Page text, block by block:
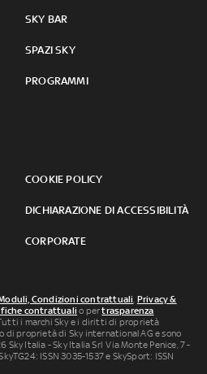
SKY BAR
SPAZI SKY
PROGRAMMI
COOKIE POLICY
DICHIARAZIONE DI ACCESSIBILITÀ
CORPORATE
Condizioni contrattuali, Privacy &
contrattuali o pertrasparenza
i marchi Sky e i diritti di proprietà
di proprietà di Sky international AG e sono
Italia - Sky Italia Srl Via Monte Penice, 7 -
ISSN 3035-1537 e SkySport: ISSN